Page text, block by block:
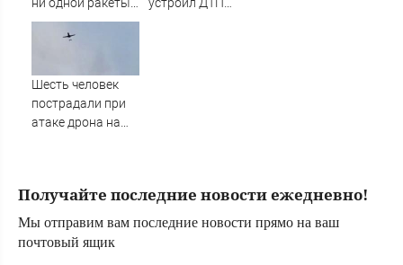
В Британии
поразились удару
Шесть человек
пострадали при
атаке дрона на
Получайте последние новости ежедневно!
Мы отправим вам последние новости прямо на ваш
почтовый ящик